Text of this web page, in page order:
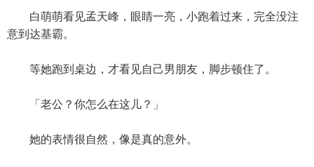
白萌萌看见孟天峰，眼睛一亮，小跑着过来，完全没注
意到达基霸。
等她跑到桌边，才看见自己男朋友，脚步顿住了。
「老公？你怎么在这儿？」
她的表情很自然，像是真的意外。